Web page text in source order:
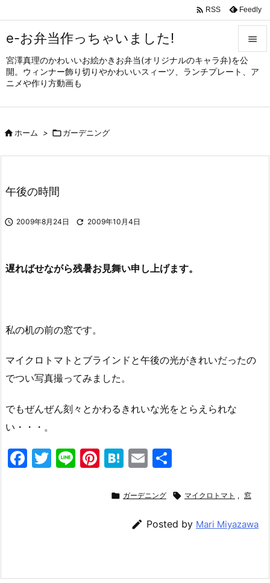
e-お弁当作っちゃいました!
宮澤真理のかわいいお絵かきお弁当(オリジナルのキャラ弁)を公
開。ウィンナー飾り切りやかわいいスィーツ、ランチプレート、ア
ニメや作り方動画も


メニュ
サイド

 RSS Feedly
ホーム > ガーデニング
午後の時間
 2009年8月24日  2009年10月4日
遅ればせながら残暑お見舞い申し上げます。
私の机の前の窓です。
マイクロトマトとブラインドと午後の光がきれいだったの
でつい写真撮ってみました。
でもぜんぜん刻々とかわるきれいな光をとらえられな
い・・・。
F
o
T
Li Pi
er
H
e
a
E
ai
l
 ガーデニング  マイクロトマト , 窓
 Posted by Mari Miyazawa